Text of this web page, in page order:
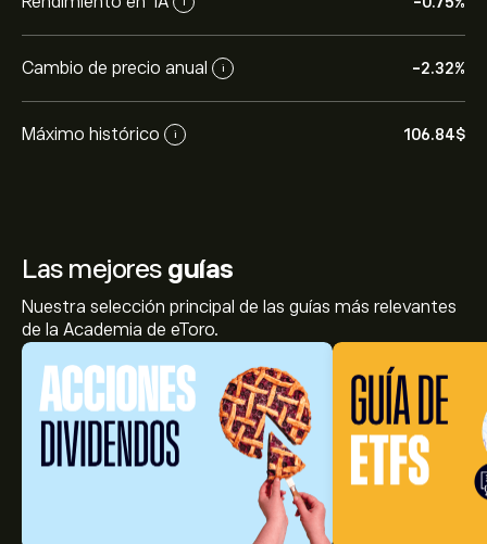
Cambio de precio anual i -2.32%
Máximo histórico i 106.84‎$‎
Las mejores guías
Nuestra selección principal de las guías más relevantes
de la Academia de eToro.